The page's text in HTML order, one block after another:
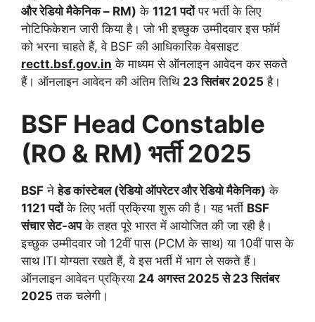
और रेडियो मैकेनिक – RM) के 1121 पदोंपर भर्ती के लिए
नोटिफिकेशन जारी किया है। जो भी इच्छुक उम्मीदवार इस फॉर्म
को भरना चाहते हैं, वे BSF की आधिकारिक वेबसाइट
rectt.bsf.gov.in के माध्यम से ऑनलाइन आवेदन कर सकते
हैं। ऑनलाइन आवेदन की अंतिम तिथि 23 सितंबर 2025 है।
BSF Head Constable
(RO & RM) भर्ती2025
BSF नेहेड कांस्टेबल (रेडियो ऑपरेटर और रेडियो मैकेनिक) के
1121पदोंके लिए भर्ती प्रक्रिया शुरू की है। यह भर्ती BSF
संचार सेट-अपके तहत पूरे भारत में आयोजित की जा रही है।
इच्छुक उम्मीदवार जो 12वीं पास (PCM के साथ) या 10वीं पास के
साथ ITI योग्यता रखते हैं, वे इस भर्ती में भाग ले सकते हैं।
ऑनलाइन आवेदन प्रक्रिया 24 अगस्त 2025से23सितंबर
2025 तक चलेगी।